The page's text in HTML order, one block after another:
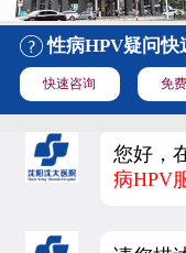
性病HPV疑问快
快速咨询 免
您好，
病HPV